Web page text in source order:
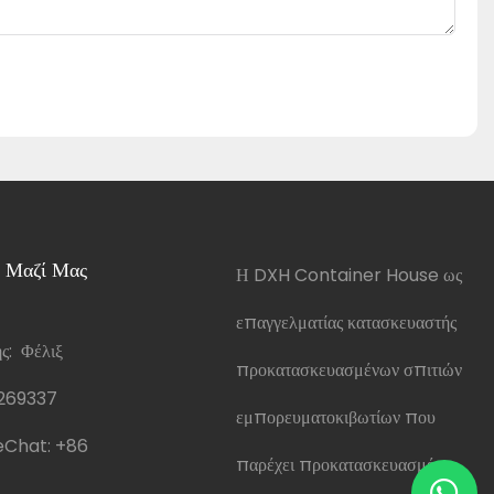
Μαζί Μας
Φέλιξ
+86
Η DXH Container House ως
επαγγελματίας κατασκευαστής
προκατασκευασμένων σπιτιών
εμπορευματοκιβωτίων που
παρέχει προκατασκευασμένα